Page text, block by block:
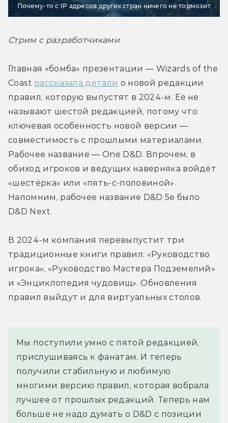
Почему-то с IP адресов других стран ничего не тормозит
Стрим с разработчиками
Главная «бомба» презентации — Wizards of the
Coast рассказала детали о новой редакции
правил, которую выпустят в 2024-м. Её не
называют шестой редакцией, потому что
ключевая особенность новой версии —
совместимость с прошлыми материалами.
Рабочее название — One D&D. Впрочем, в
обиход игроков и ведущих наверняка войдёт
«шестёрка» или «пять-с-половиной».
Напомним, рабочее название D&D 5e было
D&D Next.
В 2024-м компания перевыпустит три
традиционные книги правил: «Руководство
игрока», «Руководство Мастера Подземелий»
и «Энциклопедия чудовищ». Обновления
правил выйдут и для виртуальных столов.
Мы поступили умно с пятой редакцией,
прислушиваясь к фанатам. И теперь
получили стабильную и любимую
многими версию правил, которая вобрала
лучшее от прошлых редакций. Теперь нам
больше не надо думать о D&D с позиции